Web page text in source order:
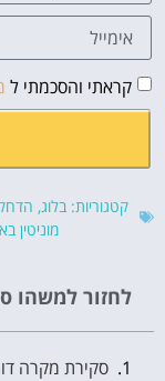
קראתי והסכמתי ל
קטגוריות: בלוג,
מוניטין
לחזור למשהו
סקירת מקרה